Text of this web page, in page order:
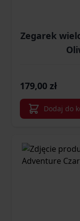
Zegarek
179,00 zł
Dodaj do